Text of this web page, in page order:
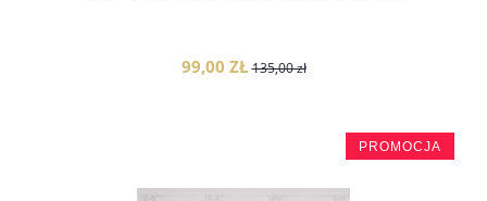
99,00 ZŁ 135,00 zł
PROMOCJA